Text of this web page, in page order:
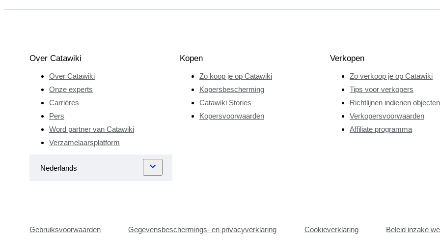
Over Catawiki
Over Catawiki
Onze experts
Carrières
Pers
Word partner van Catawiki
Verzamelaarsplatform
Kopen
Zo koop je op Catawiki
Kopersbescherming
Catawiki Stories
Kopersvoorwaarden
Verkopen
Zo verkoop je op Catawiki
Tips voor verkopers
Richtlijnen indienen objecten
Verkopersvoorwaarden
Affiliate programma
Gebruiksvoorwaarden Gegevensbeschermings- en privacyverklaring Cookieverklaring Beleid inzake